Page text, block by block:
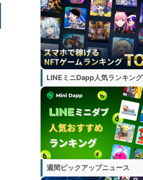
LINEミニDapp人気ランキング
週間ピックアップニュース